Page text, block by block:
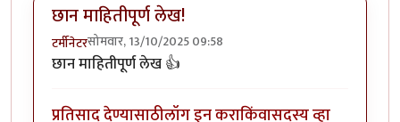
छान माहितीपूर्ण लेख!
टर्मीनेटरसोमवार, 13/10/2025 09:58
छान माहितीपूर्ण लेख 👍
प्रतिसाद देण्यासाठीलॉग इन कराकिंवासदस्य व्हा